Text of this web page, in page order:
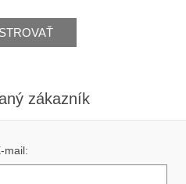
zákazník
mail: